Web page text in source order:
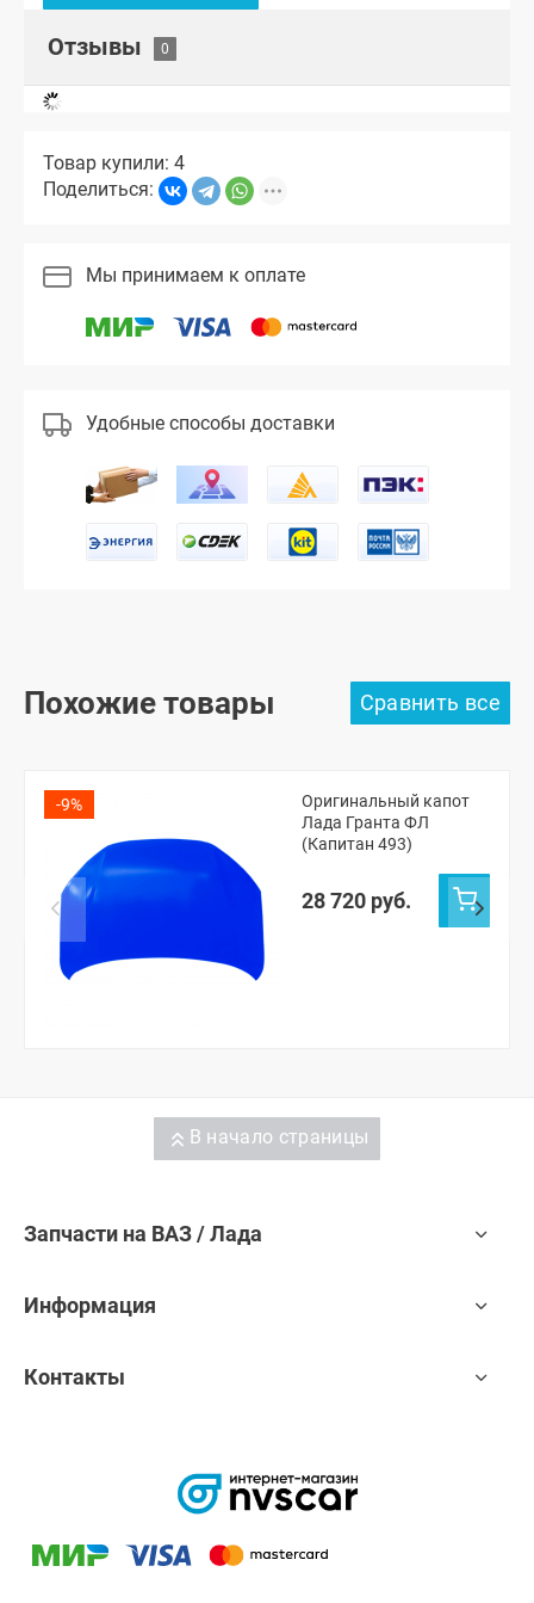
Отзывы
Товар купили: 4
Поделиться:
Мы принимаем к оплате
Удобные способы доставки
Похожие товары
-9%
Оригинальный капот
Лада Гранта ФЛ
(Капитан 493)
28 720 руб.
В начало страницы
Запчасти на ВАЗ / Лада
Информация
Контакты